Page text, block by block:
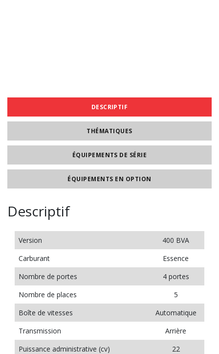
DESCRIPTIF
THÉMATIQUES
ÉQUIPEMENTS DE SÉRIE
ÉQUIPEMENTS EN OPTION
Descriptif
Version
400 BVA
Carburant
Essence
Nombre de portes
4 portes
Nombre de places
5
Boîte de vitesses
Automatique
Transmission
Arrière
Puissance administrative (cv)
22